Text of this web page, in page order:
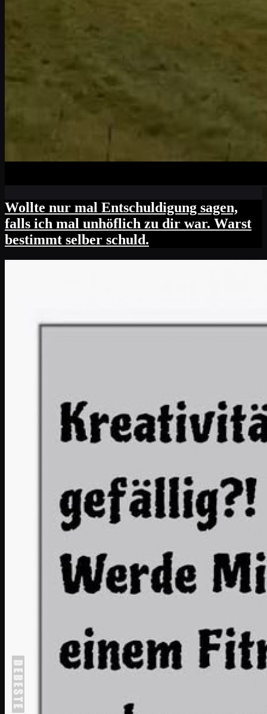
Wollte nur mal Entschuldigung sagen,
falls ich mal unhöflich zu dir war. Warst
bestimmt selber schuld.